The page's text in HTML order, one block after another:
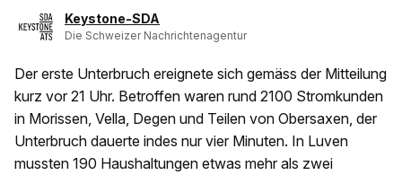
Keystone-SDA
Die Schweizer Nachrichtenagentur
Der erste Unterbruch ereignete sich gemäss der Mitteilung
kurz vor 21 Uhr. Betroffen waren rund 2100 Stromkunden
in Morissen, Vella, Degen und Teilen von Obersaxen, der
Unterbruch dauerte indes nur vier Minuten. In Luven
mussten 190 Haushaltungen etwas mehr als zwei